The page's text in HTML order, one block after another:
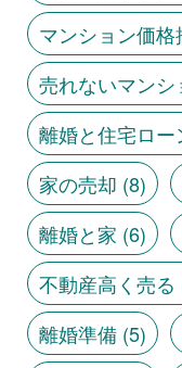
マンション価格
売れないマンシ
離婚と住宅ロー
家の売却 (8)
離婚と家 (6)
不動産高く売る
離婚準備(5)